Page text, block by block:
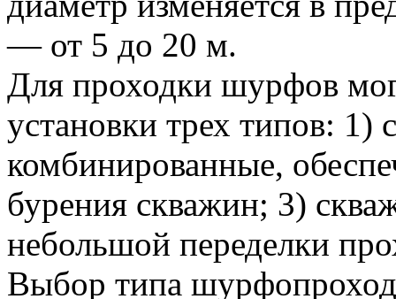
— от 5 до 20 м.
Для проходки шурфов
установки трех типов: 1)
комбинированные,
бурения скважин; 3)
небольшой переделки
Выбор типа